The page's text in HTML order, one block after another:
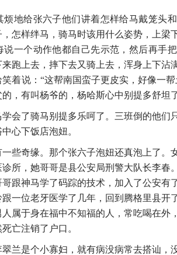
给张六子他们讲着怎样给马戴笼头和
怎样绊马，骑马时该用什么姿势，上梁
说一个动作他都自己先示范，然后再手
跑上去，摔下去又骑上去，浑身上下沾
着说：“这帮南国蛮子更皮实，好像一
，有叫杨爷的，杨哈斯心中别提多舒坦
了骑马别提多乐呵了。三班倒的他们
心下饭店泡妞。
奇缘。那个张六子泡妞还真泡上了。
诊所，她哥哥是县公安局刑警大队长李春
跟神马学了码踪的技术，加入了公安有
一位老牙医学了几年，回到腾格里县开
属于身在福中不知福的人，常吃喝在外
亡注销了户口。
是个小寡妇，就有病没病常去搭讪，